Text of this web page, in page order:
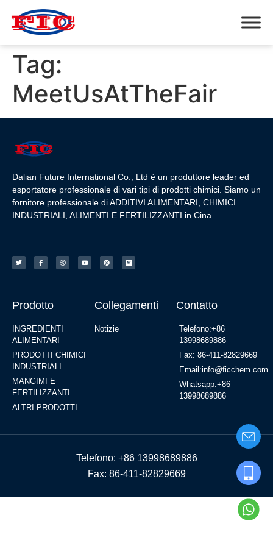
Tag:
MeetUsAtTheFair
Dalian Future International Co., Ltd è un produttore leader ed
esportatore professionale di vari tipi di prodotti chimici. Siamo un
fornitore professionale di ADDITIVI ALIMENTARI, CHIMICI
INDUSTRIALI, ALIMENTI E FERTILIZZANTI in Cina.
Prodotto
INGREDIENTI
ALIMENTARI
PRODOTTI CHIMICI
INDUSTRIALI
MANGIMI E
FERTILIZZANTI
ALTRI PRODOTTI
Collegamenti
Notizie
Contatto
Telefono:+86
13998689886
Fax: 86-411-82829669
Email:info@ficchem.com
Whatsapp:+86
13998689886
Telefono: +86 13998689886
Fax: 86-411-82829669